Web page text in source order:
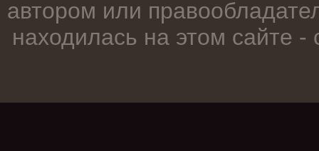
автором или
находилась на этом сайте